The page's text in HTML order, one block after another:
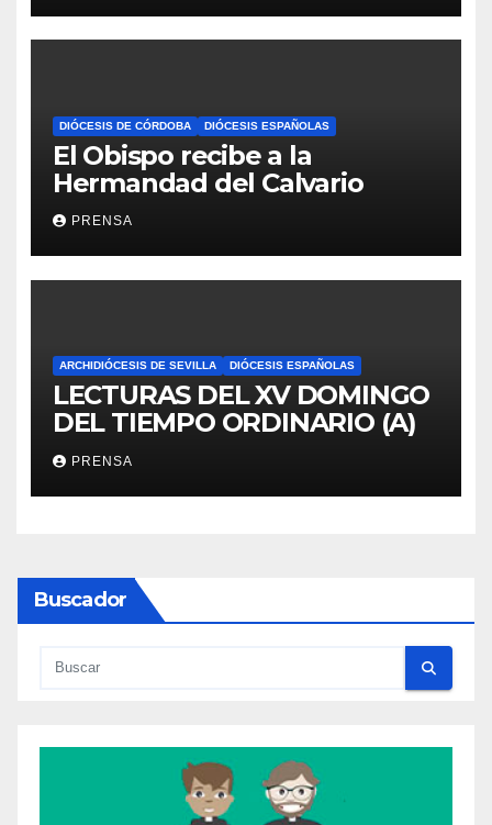
DIÓCESIS DE CÓRDOBA DIÓCESIS ESPAÑOLAS
El Obispo recibe a la
Hermandad del Calvario
PRENSA
ARCHIDIÓCESIS DE SEVILLA DIÓCESIS ESPAÑOLAS
LECTURAS DEL XV DOMINGO
DEL TIEMPO ORDINARIO (A)
PRENSA
Buscador